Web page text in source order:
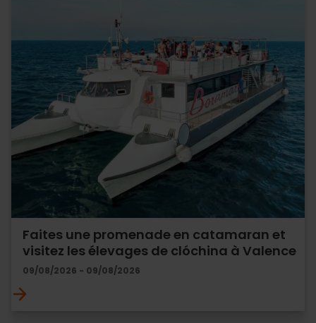
Faites une promenade en catamaran et
visitez les élevages de clóchina à Valence
09/08/2026 - 09/08/2026